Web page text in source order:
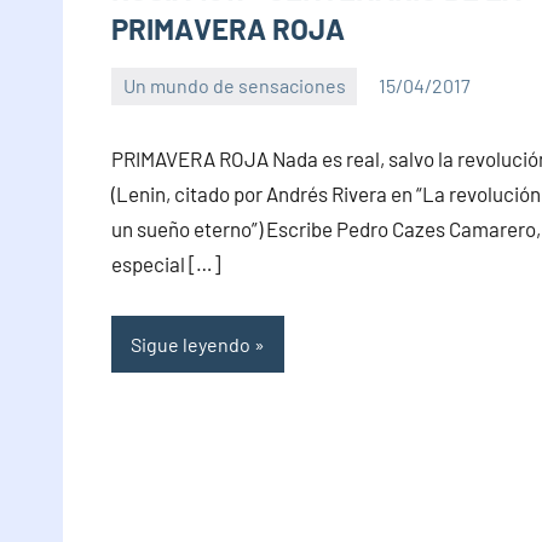
PRIMAVERA ROJA
Un mundo de sensaciones 15/04/2017
PRIMAVERA ROJA Nada es real, salvo la
(Lenin, citado por Andrés Rivera en “La
un sueño eterno”) Escribe Pedro Cazes Camarero,
especial […]
Sigue leyendo